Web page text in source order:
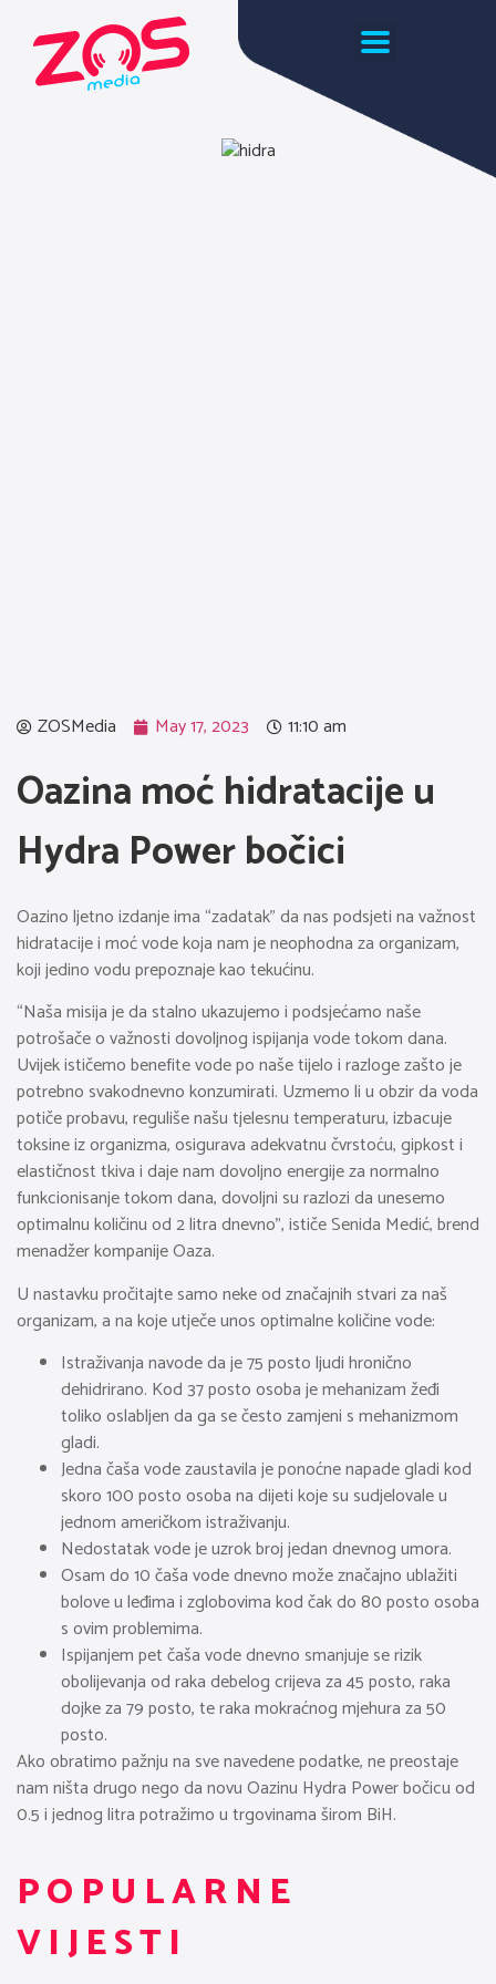
ZOSMedia May 17, 2023 11:10 am
Oazina moć hidratacije u
Hydra Power bočici
Oazino ljetno izdanje ima “zadatak” da nas podsjeti na važnost
hidratacije i moć vode koja nam je neophodna za organizam,
koji jedino vodu prepoznaje kao tekućinu.
“Naša misija je da stalno ukazujemo i podsjećamo naše
potrošače o važnosti dovoljnog ispijanja vode tokom dana.
Uvijek ističemo benefite vode po naše tijelo i razloge zašto je
potrebno svakodnevno konzumirati. Uzmemo li u obzir da voda
potiče probavu, reguliše našu tjelesnu temperaturu, izbacuje
toksine iz organizma, osigurava adekvatnu čvrstoću, gipkost i
elastičnost tkiva i daje nam dovoljno energije za normalno
funkcionisanje tokom dana, dovoljni su razlozi da unesemo
optimalnu količinu od 2 litra dnevno”, ističe Senida Medić, brend
menadžer kompanije Oaza.
U nastavku pročitajte samo neke od značajnih stvari za naš
organizam, a na koje utječe unos optimalne količine vode:
Istraživanja navode da je 75 posto ljudi hronično
dehidrirano. Kod 37 posto osoba je mehanizam žeđi
toliko oslabljen da ga se često zamjeni s mehanizmom
gladi.
Jedna čaša vode zaustavila je ponoćne napade gladi kod
skoro 100 posto osoba na dijeti koje su sudjelovale u
jednom američkom istraživanju.
Nedostatak vode je uzrok broj jedan dnevnog umora.
Osam do 10 čaša vode dnevno može značajno ublažiti
bolove u leđima i zglobovima kod čak do 80 posto osoba
s ovim problemima.
Ispijanjem pet čaša vode dnevno smanjuje se rizik
obolijevanja od raka debelog crijeva za 45 posto, raka
dojke za 79 posto, te raka mokraćnog mjehura za 50
posto.
Ako obratimo pažnju na sve navedene podatke, ne preostaje
nam ništa drugo nego da novu Oazinu Hydra Power bočicu od
0.5 i jednog litra potražimo u trgovinama širom BiH.
POPULARNE
VIJESTI